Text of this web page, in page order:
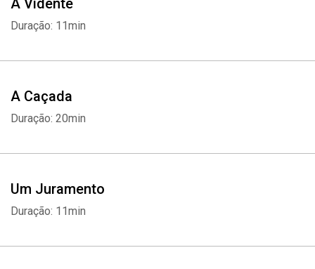
A Vidente
Duração: 11min
A Caçada
Duração: 20min
Um Juramento
Duração: 11min